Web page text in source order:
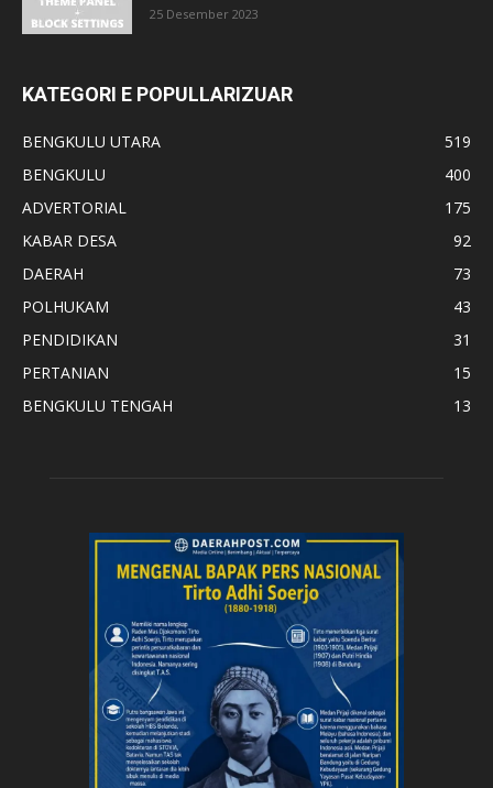
25 Desember 2023
KATEGORI E POPULLARIZUAR
BENGKULU UTARA
519
BENGKULU
400
ADVERTORIAL
175
KABAR DESA
92
DAERAH
73
POLHUKAM
43
PENDIDIKAN
31
PERTANIAN
15
BENGKULU TENGAH
13